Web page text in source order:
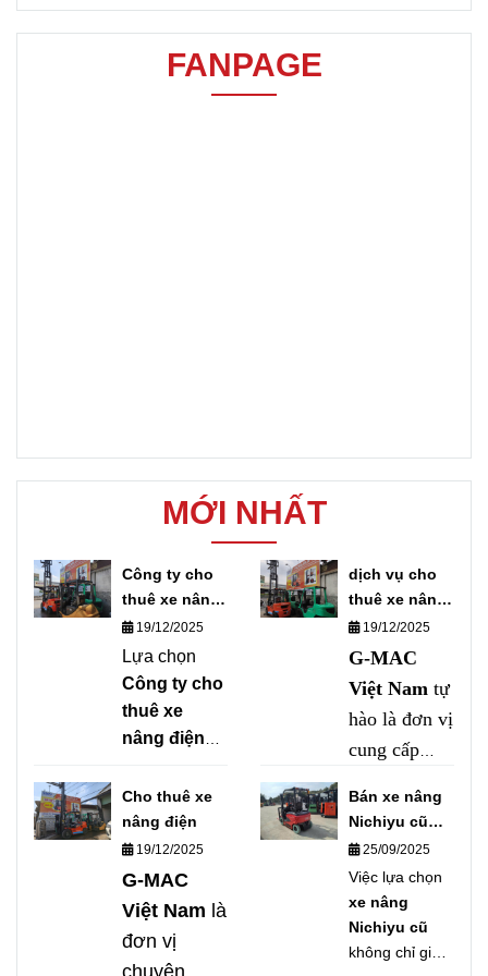
FANPAGE
MỚI NHẤT
Công ty cho
thuê xe nâng
điện
19/12/2025
Lựa chọn
Công ty cho
thuê xe
nâng điện
nghiệp nhằm
tối ưu ngân
sách và vận
hành hiệu
quả. G-MAC
hào là đơn vị
dịch vụ cho
thuê xe nâng
điện chuyên
nghiệp
19/12/2025
G-MAC
Việt Namtự
hào là đơn vị
cung cấp
thuê xe
nâng điện
chuyên
nghiệp, đa
dạng tải
trọng, đáp
Cho thuê xe
nâng điện
19/12/2025
G-MAC
Việt Nam là
đơn vị
Bán xe nâng
Nichiyu cũ
chất lượng
25/09/2025
Việc lựa chọn
xe nâng
Nichiyu cũ
không chỉ giúp